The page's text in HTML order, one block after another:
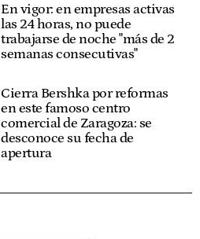
En vigor: en empresas activas
las 24 horas, no puede
trabajarse de noche "más de 2
semanas consecutivas"
Cierra Bershka por reformas
en este famoso centro
comercial de Zaragoza: se
desconoce su fecha de
apertura